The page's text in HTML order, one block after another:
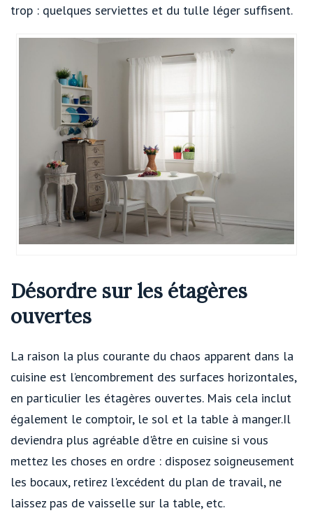
trop : quelques serviettes et du tulle léger suffisent.
Désordre sur les étagères
ouvertes
La raison la plus courante du chaos apparent dans la
cuisine est l’encombrement des surfaces horizontales,
en particulier les étagères ouvertes. Mais cela inclut
également le comptoir, le sol et la table à manger.Il
deviendra plus agréable d'être en cuisine si vous
mettez les choses en ordre : disposez soigneusement
les bocaux, retirez l'excédent du plan de travail, ne
laissez pas de vaisselle sur la table, etc.